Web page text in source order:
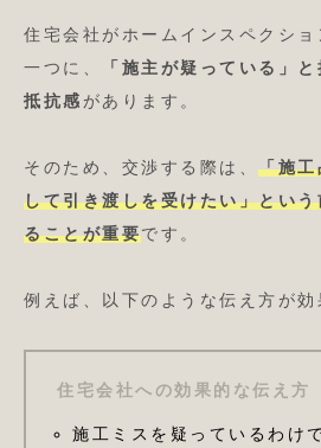
住宅会社がホームインスペクシ
一つに、
「施主が疑っている」
抵抗感 があります。
そのため、交渉する際は、 「施工
して引き渡しを受けたい」とい
ることが重要です。
例えば、以下のような伝え方が効
住宅会社への効果的な伝え方
施工ミスを疑っているわけ